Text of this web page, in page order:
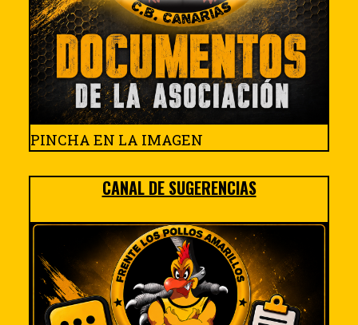
PINCHA EN LA IMAGEN
CANAL DE SUGERENCIAS